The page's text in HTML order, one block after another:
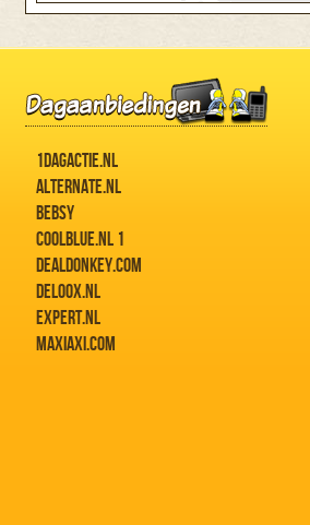
1DAGACTIE.NL
ALTERNATE.NL
BEBSY
COOLBLUE.NL 1
DEALDONKEY.COM
DELOOX.NL
EXPERT.NL
MAXIAXI.COM